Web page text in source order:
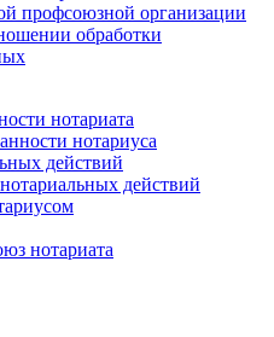
профсоюзной организации
обработки
нотариата
нотариуса
действий
действий
нотариата